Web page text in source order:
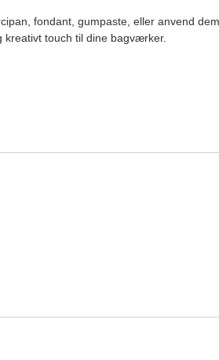
fondant, gumpaste, eller anvend
touch til dine bagværker.